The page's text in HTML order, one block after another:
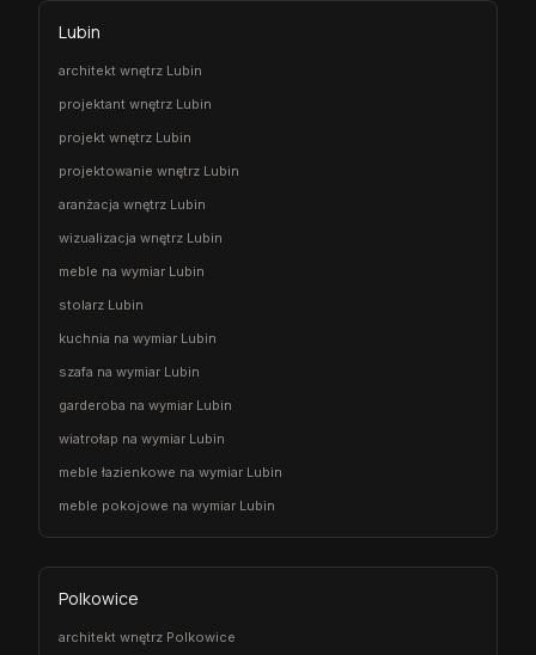
Lubin
architekt wnętrz Lubin
projektant wnętrz Lubin
projekt wnętrz Lubin
projektowanie wnętrz Lubin
aranżacja wnętrz Lubin
wizualizacja wnętrz Lubin
meble na wymiar Lubin
stolarz Lubin
kuchnia na wymiar Lubin
szafa na wymiar Lubin
garderoba na wymiar Lubin
wiatrołap na wymiar Lubin
meble łazienkowe na wymiar Lubin
meble pokojowe na wymiar Lubin
Polkowice
architekt wnętrz Polkowice